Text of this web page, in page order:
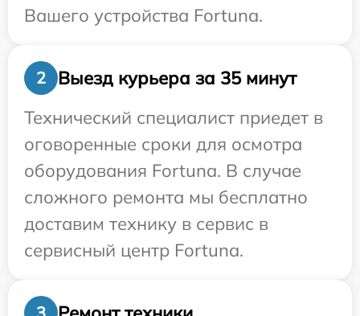
Вашего устройства Fortuna.
2
Выезд курьера за 35 минут
Технический специалист приедет в
оговоренные сроки для осмотра
оборудования Fortuna. В случае
сложного ремонта мы бесплатно
доставим технику в сервис в
сервисный центр Fortuna.